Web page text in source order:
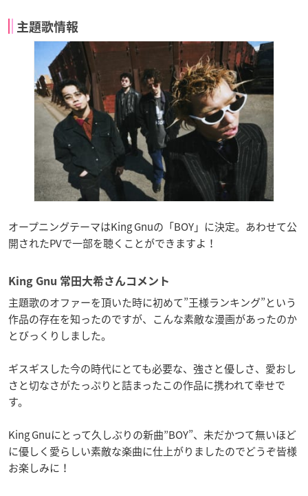
主題歌情報
オープニングテーマはKing Gnuの「BOY」に決定。あわせて公
開されたPVで一部を聴くことができますよ！
King Gnu 常田大希さんコメント
主題歌のオファーを頂いた時に初めて”王様ランキング”という
作品の存在を知ったのですが、こんな素敵な漫画があったのか
とびっくりしました。
ギスギスした今の時代にとても必要な、強さと優しさ、愛おし
さと切なさがたっぷりと詰まったこの作品に携われて幸せで
す。
King Gnuにとって久しぶりの新曲”BOY”、未だかつて無いほど
に優しく愛らしい素敵な楽曲に仕上がりましたのでどうぞ皆様
お楽しみに！